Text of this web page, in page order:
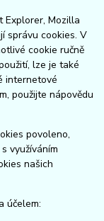
Explorer, Mozilla
správu cookies. V
cookie ručně
lze je také
internetové
použijte nápovědu
povoleno,
využíváním
našich
účelem: